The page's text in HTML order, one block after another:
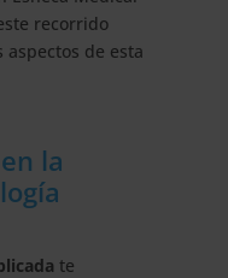
recorrido
de esta
la
te